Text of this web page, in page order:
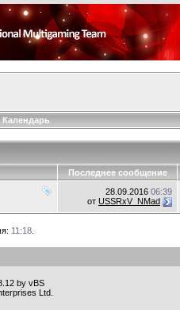
Календарь
Последнее сообщение
28.09.2016 06:39
от USSRxV_NMad
11:18
by vBS
Ltd.